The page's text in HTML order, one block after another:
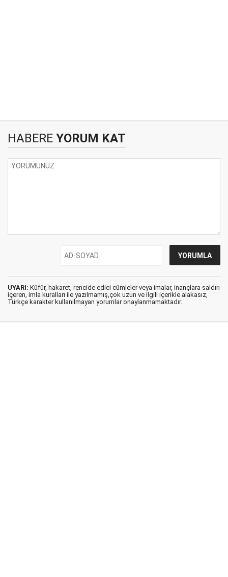
HABERE YORUM KAT
UYARI: Küfür, hakaret, rencide edici cümleler veya imalar, inançlara saldırı
içeren, imla kuralları ile yazılmamış,çok uzun ve ilgili içerikle alakasız,
Türkçe karakter kullanılmayan yorumlar onaylanmamaktadır.